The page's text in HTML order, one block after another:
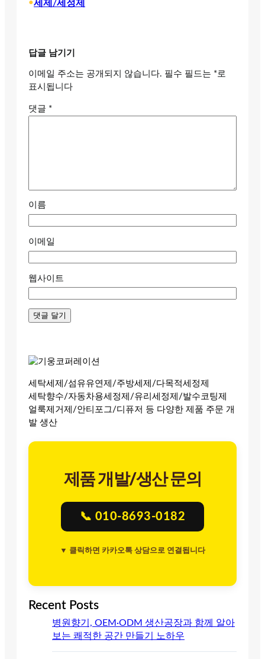
•세제/세정제
답글 남기기
이메일 주소는 공개되지 않습니다. 필수 필드는 *로
표시됩니다
댓글 *
이름
이메일
웹사이트
세탁세제/섬유유연제/주방세제/다목적세정제
세탁향수/자동차용세정제/유리세정제/발수코팅제
얼룩제거제/안티포그/디퓨저 등 다양한 제품 주문 개
발 생산
제품 개발/생산 문의
📞 010-8693-0182
▼ 클릭하면 카카오톡 상담으로 연결됩니다
Recent Posts
병원향기, OEM·ODM 생산공장과 함께 알아
보는 쾌적한 공간 만들기 노하우